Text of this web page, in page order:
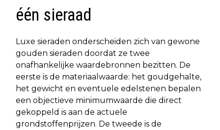
één sieraad
Luxe sieraden onderscheiden zich van gewone
gouden sieraden doordat ze twee
onafhankelijke waardebronnen bezitten. De
eerste is de materiaalwaarde: het goudgehalte,
het gewicht en eventuele edelstenen bepalen
een objectieve minimumwaarde die direct
gekoppeld is aan de actuele
grondstoffenprijzen. De tweede is de